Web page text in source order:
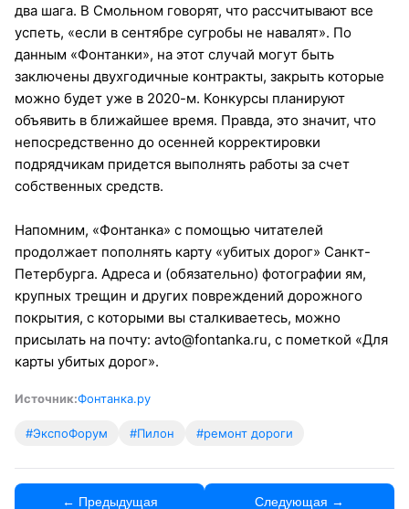
два шага. В Смольном говорят, что рассчитывают все
успеть, «если в сентябре сугробы не навалят». По
данным «Фонтанки», на этот случай могут быть
заключены двухгодичные контракты, закрыть которые
можно будет уже в 2020-м. Конкурсы планируют
объявить в ближайшее время. Правда, это значит, что
непосредственно до осенней корректировки
подрядчикам придется выполнять работы за счет
собственных средств.
Напомним, «Фонтанка» с помощью читателей
продолжает пополнять карту «убитых дорог» Санкт-
Петербурга. Адреса и (обязательно) фотографии ям,
крупных трещин и других повреждений дорожного
покрытия, с которыми вы сталкиваетесь, можно
присылать на почту: avto@fontanka.ru, с пометкой «Для
карты убитых дорог».
Источник:Фонтанка.ру
#ЭкспоФорум #Пилон #ремонт дороги
← Предыдущая Следующая →